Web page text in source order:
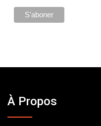
À Propos